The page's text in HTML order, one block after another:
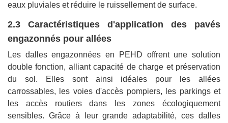
eaux pluviales et réduire le ruissellement de surface.
2.3 Caractéristiques d'application des pavés
engazonnés pour allées
Les dalles engazonnées en PEHD offrent une solution
double fonction, alliant capacité de charge et préservation
du sol. Elles sont ainsi idéales pour les allées
carrossables, les voies d'accès pompiers, les parkings et
les accès routiers dans les zones écologiquement
sensibles. Grâce à leur grande adaptabilité, ces dalles